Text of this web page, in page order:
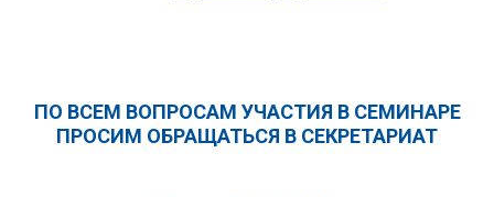
ПО ВСЕМ ВОПРОСАМ УЧАСТИЯ В СЕМИНАРЕ
ПРОСИМ ОБРАЩАТЬСЯ В СЕКРЕТАРИАТ